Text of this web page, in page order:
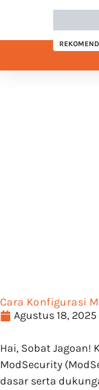
Cara Konfigurasi
Agustus 18, 2025
Hai, Sobat
ModSecurity
dasar serta